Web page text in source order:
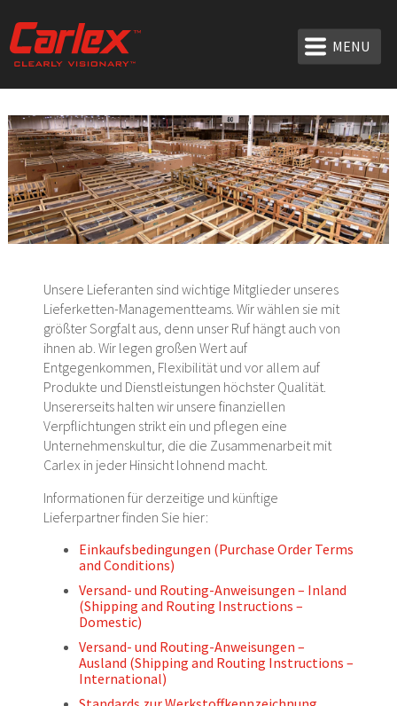
MENU
Unsere Lieferanten sind wichtige Mitglieder unseres
Lieferketten-Managementteams. Wir wählen sie mit
größter Sorgfalt aus, denn unser Ruf hängt auch von
ihnen ab. Wir legen großen Wert auf
Entgegenkommen, Flexibilität und vor allem auf
Produkte und Dienstleistungen höchster Qualität.
Unsererseits halten wir unsere finanziellen
Verpflichtungen strikt ein und pflegen eine
Unternehmenskultur, die die Zusammenarbeit mit
Carlex in jeder Hinsicht lohnend macht.
Informationen für derzeitige und künftige
Lieferpartner finden Sie hier:
Einkaufsbedingungen (Purchase Order Terms
and Conditions)
Versand- und Routing-Anweisungen – Inland
(Shipping and Routing Instructions –
Domestic)
Versand- und Routing-Anweisungen –
Ausland (Shipping and Routing Instructions –
International)